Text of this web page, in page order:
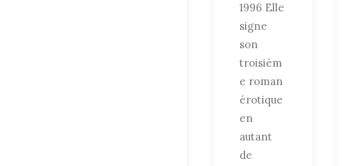
1996 Elle
signe
son
troisièm
e roman
érotique
en
autant
de